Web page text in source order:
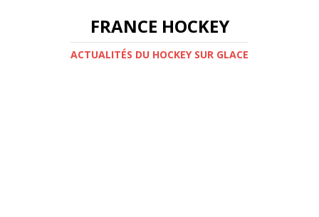
FRANCE HOCKEY
ACTUALITÉS DU HOCKEY SUR GLACE